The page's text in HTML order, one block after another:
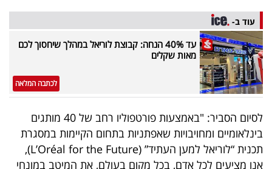
עוד ב-
עד 40% הנחה: קבוצת לוריאל במהלך שיחסוך לכם
מאות שקלים
לכתבה המלאה
לסיום הסביר: "באמצעות פורטפוליו רחב של 40 מותגים
בינלאומיים ומחויבויות שאפתניות בתחום הקיימות במסגרת
תכנית “לוריאל למען העתיד” (L’Oréal for the Future),
אנו מציעים לכל אדם, בכל מקום בעולם, את המיטב במונחי